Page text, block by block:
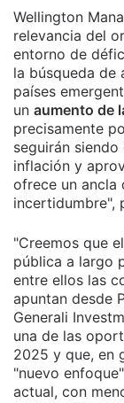
Wellington
relevancia del
entorno de
la búsqueda
países
un aumento de
precisamente
seguirán
inflación y
ofrece un ancla
incertidumbre",
"Creemos que
pública a largo
entre ellos las
apuntan desde
Generali
una de las
2025 y que, en
"nuevo
actual, con